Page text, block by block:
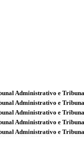
Administrativo e
Administrativo e
Administrativo e
Administrativo e
Administrativo e